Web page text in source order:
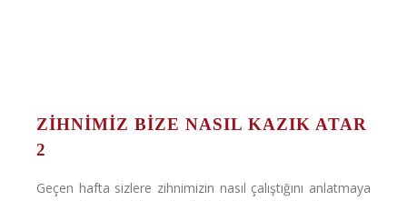
ZIHNIMIZ BIZE NASIL KAZIK ATAR
2
Geçen hafta sizlere zihnimizin nasıl çalıştığını anlatmaya